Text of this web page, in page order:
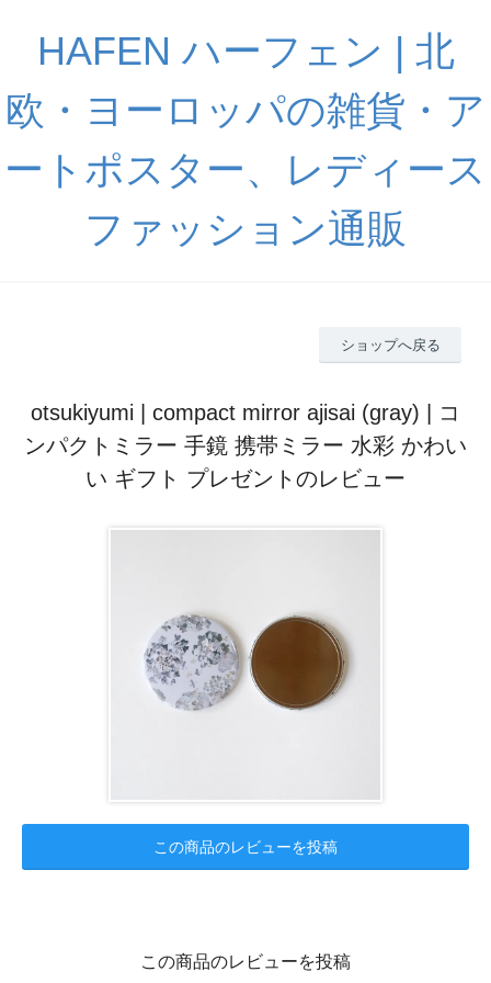
HAFEN ハーフェン | 北
欧・ヨーロッパの雑貨・ア
ートポスター、レディース
ファッション通販
ショップへ戻る
otsukiyumi | compact mirror ajisai (gray) | コ
ンパクトミラー 手鏡 携帯ミラー 水彩 かわい
い ギフト プレゼントのレビュー
この商品のレビューを投稿
この商品のレビューを投稿